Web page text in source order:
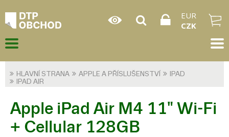
EUR
CZK
HLAVNÍ STRANA APPLE A PŘÍSLUŠENSTVÍ
IPAD
IPAD AIR
Apple iPad Air M4 11" Wi-Fi
+ Cellular 128GB